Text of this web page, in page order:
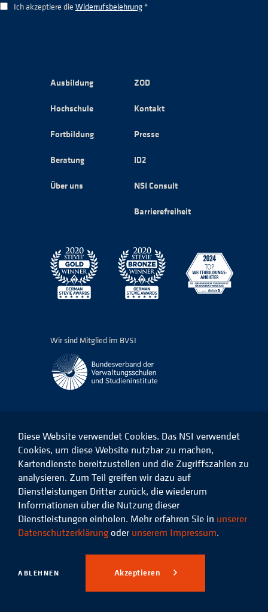
Ich akzeptiere die Widerrufsbelehrung*
Ausbildung
Hochschule
Fortbildung
Beratung
Über uns
ZOD
Kontakt
Presse
ID2
NSI Consult
Barrierefreiheit
Wir sind Mitglied im BVSI
Das
NSI
Facebook
Das
NSI
auf
LinkedIn
Das
NSI
auf
Instagram
Das
Xing
© 2026 Niedersächsisches
Studieninstitut für kommunale
Verwaltung e.V.
Datenschutz Impressum
Diese Website verwendet Cookies. Das NSI verwendet
Cookies, um diese Website nutzbar zu machen,
Kartendienste bereitzustellen und die Zugriffszahlen zu
analysieren. Zum Teil greifen wir dazu auf
Dienstleistungen Dritter zurück, die wiederum
Informationen über die Nutzung dieser
Dienstleistungen einholen. Mehr erfahren Sie in unserer
Datenschutzerklärung oder unserem Impressum.
ABLEHNEN Akzeptieren